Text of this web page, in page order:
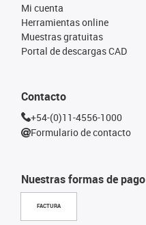
Nuestras formas de pago
FACTURA
Mi cuenta
Herramientas online
Muestras gratuitas
Portal de descargas CAD
Contacto
+54-(0)11-4556-1000
Formulario de contacto